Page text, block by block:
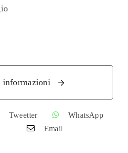
informazioni
Tweetter
WhatsApp
Email